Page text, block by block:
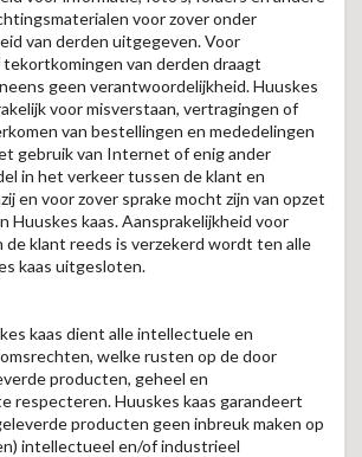
voor zover onder
van derden uitgegeven. Voor
van derden draagt
geen verantwoordelijkheid. Huuskes
voor misverstaan, vertragingen of
van bestellingen en mededelingen
gebruik van Internet of enig ander
in het verkeer tussen de klant en
en voor zover sprake mocht zijn van opzet
Huuskes kaas. Aansprakelijkheid voor
de klant reeds is verzekerd wordt ten alle
kaas uitgesloten.
kaas dient alle intellectuele en
welke rusten op de door
producten, geheel en
respecteren. Huuskes kaas garandeert
producten geen inbreuk maken op
intellectueel en/of industrieel